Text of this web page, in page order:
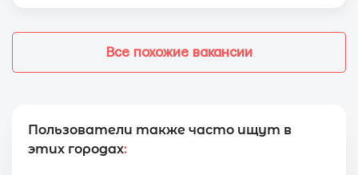
Все похожие вакансии
Пользователи также часто ищут в
этих городах: